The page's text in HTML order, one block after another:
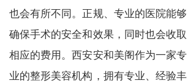
也会有所不同。正规、专业的医院能够
确保手术的安全和效果，同时也会收取
相应的费用。西安安和美阁作为一家专
业的整形美容机构，拥有专业、经验丰